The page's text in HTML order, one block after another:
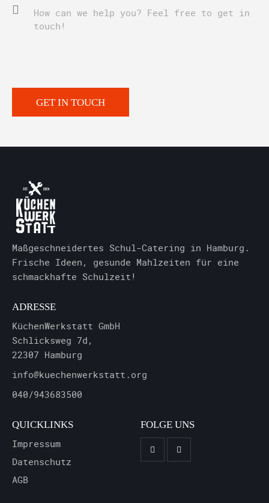
Maßgeschneidertes Schul-Catering in Hamburg.
Frische Ideen, gesunde Mahlzeiten für eine
schmackhafte Schulzeit!
ADRESSE
KüchenWerkstatt GmbH
Schlicksweg 7d,
22307 Hamburg
info@kuechenwerkstatt.org
040/943683500
QUICKLINKS
Impressum
Datenschutz
AGB
FOLGE UNS